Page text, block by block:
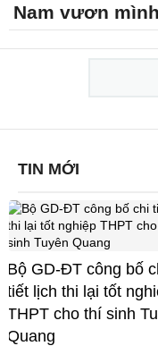
Nam vươn
TIN MỚI
Bộ GD-ĐT công bố
tiết lịch thi lại tốt
THPT cho thí sinh
Quang